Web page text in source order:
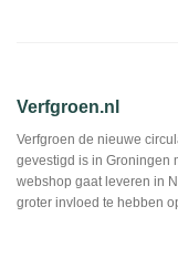
Verfgroen.nl
Verfgroen de nieuwe
gevestigd is in Groningen
webshop gaat leveren in
groter invloed te hebben